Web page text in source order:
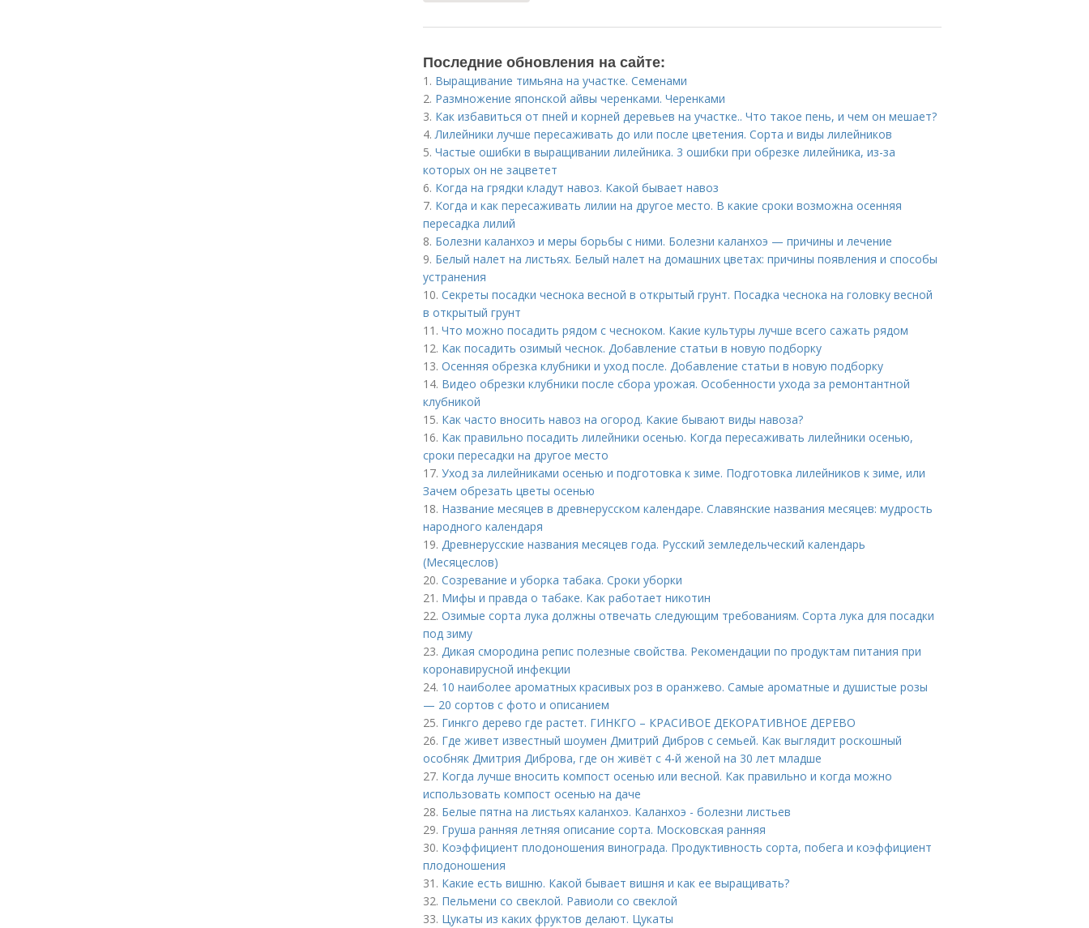
Последние обновления на сайте:
1. Выращивание тимьяна на участке. Семенами
2. Размножение японской айвы черенками. Черенками
3. Как избавиться от пней и корней деревьев на участке.. Что такое пень, и чем он мешает?
4.Лилейники лучше пересаживать до или после цветения. Сорта и виды лилейников
5. Частые ошибки в выращивании лилейника. 3 ошибки при обрезке лилейника, из-за
которых он не зацветет
6. Когда на грядки кладут навоз. Какой бывает навоз
7. Когда и как пересаживать лилии на другое место. В какие сроки возможна осенняя
пересадка лилий
8. Болезни каланхоэ и меры борьбы с ними. Болезни каланхоэ — причины и лечение
9. Белый налет на листьях. Белый налет на домашних цветах: причины появления и способы
устранения
10. Секреты посадки чеснока весной в открытый грунт. Посадка чеснока на головку весной
в открытый грунт
11. Что можно посадить рядом с чесноком. Какие культуры лучше всего сажать рядом
12. Как посадить озимый чеснок. Добавление статьи в новую подборку
13. Осенняя обрезка клубники и уход после. Добавление статьи в новую подборку
14. Видео обрезки клубники после сбора урожая. Особенности ухода за ремонтантной
клубникой
15. Как часто вносить навоз на огород. Какие бывают виды навоза?
16. Как правильно посадить лилейники осенью. Когда пересаживать лилейники осенью,
сроки пересадки на другое место
17. Уход за лилейниками осенью и подготовка к зиме. Подготовка лилейников к зиме, или
Зачем обрезать цветы осенью
18. Название месяцев в древнерусском календаре. Славянские названия месяцев: мудрость
народного календаря
19. Древнерусские названия месяцев года. Русский земледельческий календарь
(Месяцеслов)
20. Созревание и уборка табака. Сроки уборки
21. Мифы и правда о табаке. Как работает никотин
22. Озимые сорта лука должны отвечать следующим требованиям. Сорта лука для посадки
под зиму
23. Дикая смородина репис полезные свойства. Рекомендации по продуктам питания при
коронавирусной инфекции
24. 10 наиболее ароматных красивых роз в оранжево. Самые ароматные и душистые розы
— 20 сортов с фото и описанием
25. Гинкго дерево где растет. ГИНКГО – КРАСИВОЕ ДЕКОРАТИВНОЕ ДЕРЕВО
26. Где живет известный шоумен Дмитрий Дибров с семьей. Как выглядит роскошный
особняк Дмитрия Диброва, где он живёт с 4-й женой на 30 лет младше
27. Когда лучше вносить компост осенью или весной. Как правильно и когда можно
использовать компост осенью на даче
28. Белые пятна на листьях каланхоэ. Каланхоэ - болезни листьев
29. Груша ранняя летняя описание сорта. Московская ранняя
30. Коэффициент плодоношения винограда. Продуктивность сорта, побега и коэффициент
плодоношения
31. Какие есть вишню. Какой бывает вишня и как ее выращивать?
32. Пельмени со свеклой. Равиоли со свеклой
33. Цукаты из каких фруктов делают. Цукаты